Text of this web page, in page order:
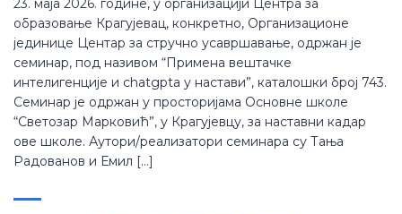
образовање Крагујевац, конкретно, Организационе
јединице Центар за стручно усавршавање, одржан је
семинар, под називом “Примена вештачке
интелигенције и chatgptа у настави”, каталошки број 743.
Семинар је одржан у просторијама Основне школе
“Светозар Марковић”, у Крагујевцу, за наставни кадар
ове школе. Аутори/реализатори семинара су Тања
Радованов и Емил […]